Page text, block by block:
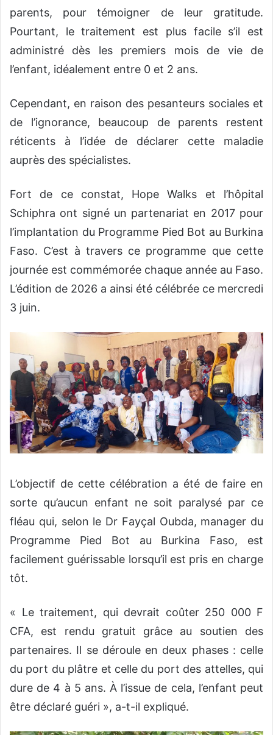
parents, pour témoigner de leur gratitude.
Pourtant, le traitement est plus facile s’il est
administré dès les premiers mois de vie de
l’enfant, idéalement entre 0 et 2 ans.
Cependant, en raison des pesanteurs sociales et
de l’ignorance, beaucoup de parents restent
réticents à l’idée de déclarer cette maladie
auprès des spécialistes.
Fort de ce constat, Hope Walks et l’hôpital
Schiphra ont signé un partenariat en 2017 pour
l’implantation du Programme Pied Bot au Burkina
Faso. C’est à travers ce programme que cette
journée est commémorée chaque année au Faso.
L’édition de 2026 a ainsi été célébrée ce mercredi
3 juin.
L’objectif de cette célébration a été de faire en
sorte qu’aucun enfant ne soit paralysé par ce
fléau qui, selon le Dr Fayçal Oubda, manager du
Programme Pied Bot au Burkina Faso, est
facilement guérissable lorsqu’il est pris en charge
tôt.
« Le traitement, qui devrait coûter 250 000 F
CFA, est rendu gratuit grâce au soutien des
partenaires. Il se déroule en deux phases : celle
du port du plâtre et celle du port des attelles, qui
dure de 4 à 5 ans. À l’issue de cela, l’enfant peut
être déclaré guéri », a-t-il expliqué.